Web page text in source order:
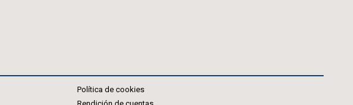
Política de cookies